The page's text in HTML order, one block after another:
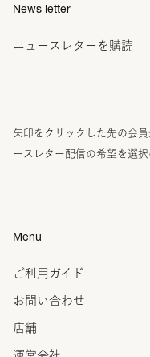
News letter
ニュースレターを購読
矢印をクリックした先の会
ースレター配信の希望を選
Menu
ご利用ガイド
お問い合わせ
店舗